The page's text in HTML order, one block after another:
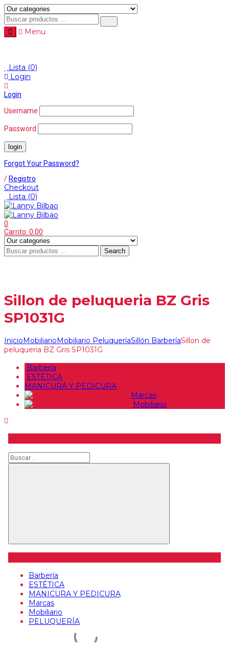
Menu
Lista (0)
Login
Login
Username
Password
Forgot Your Password?
/ Registro
Checkout
Lista (0)
0
Carrito: 0.00
Search
Sillon de peluqueria BZ Gris
SP1031G
InicioMobiliarioMobiliario PeluqueríaSillón BarberíaSillon de
peluqueria BZ Gris SP1031G
Barbería
ESTÉTICA
MANICURA Y PEDICURA
Marcas
Mobiliario
Buscar
Barbería
ESTÉTICA
MANICURA Y PEDICURA
Marcas
Mobiliario
PELUQUERÍA